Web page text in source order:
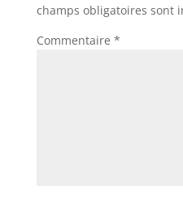
champs obligatoires sont
Commentaire *